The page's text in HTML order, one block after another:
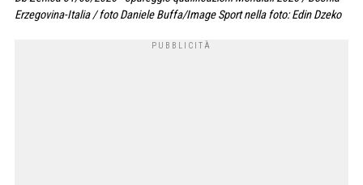
Erzegovina-Italia / foto Daniele Buffa/Image Sport nella foto: Edin Dzeko